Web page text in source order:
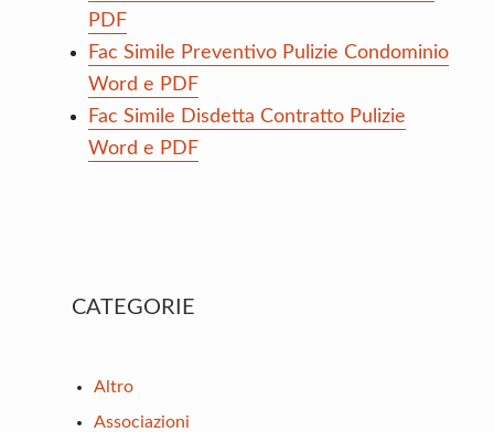
PDF
Fac Simile Preventivo Pulizie Condominio
Word e PDF
Fac Simile Disdetta Contratto Pulizie
Word e PDF
Primary
CATEGORIE
Altro
Associazioni